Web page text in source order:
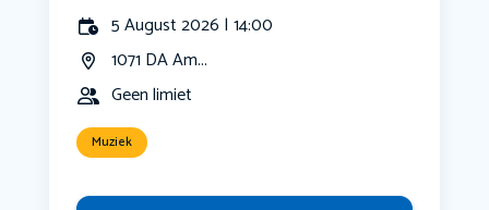
5 August 2026 | 14:00
1071 DA Am...
Geen limiet
Muziek